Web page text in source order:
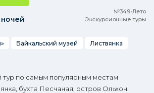
№349•Лето
Экскурсионные туры
ночей
Байкальский музей
Листвянка
тур по самым популярным местам
бухта Песчаная, остров Ольхон.